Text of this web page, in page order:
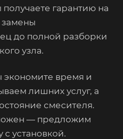
гарантию на
замены
до полной разборки
узла.
время и
лишних услуг, а
смесителя.
— предложим
установкой.